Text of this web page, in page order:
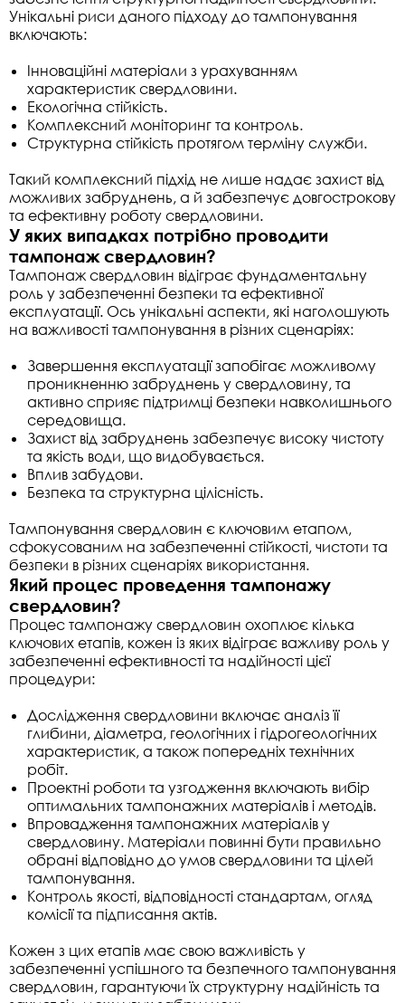
Унікальні риси даного підходу до тампонування
включають:
Інноваційні матеріали з урахуванням
характеристик свердловини.
Екологічна стійкість.
Комплексний моніторинг та контроль.
Структурна стійкість протягом терміну служби.
Такий комплексний підхід не лише надає захист від
можливих забруднень, а й забезпечує довгострокову
та ефективну роботу свердловини.
У яких випадках потрібно проводити
тампонаж свердловин?
Тампонаж свердловин відіграє фундаментальну
роль у забезпеченні безпеки та ефективної
експлуатації. Ось унікальні аспекти, які наголошують
на важливості тампонування в різних сценаріях:
Завершення експлуатації запобігає можливому
проникненню забруднень у свердловину, та
активно сприяє підтримці безпеки навколишнього
середовища.
Захист від забруднень забезпечує високу чистоту
та якість води, що видобувається.
Вплив забудови.
Безпека та структурна цілісність.
Тампонування свердловин є ключовим етапом,
сфокусованим на забезпеченні стійкості, чистоти та
безпеки в різних сценаріях використання.
Який процес проведення тампонажу
свердловин?
Процес тампонажу свердловин охоплює кілька
ключових етапів, кожен із яких відіграє важливу роль у
забезпеченні ефективності та надійності цієї
процедури:
Дослідження свердловини включає аналіз її
глибини, діаметра, геологічних і гідрогеологічних
характеристик, а також попередніх технічних
робіт.
Проектні роботи та узгодження включають вибір
оптимальних тампонажних матеріалів і методів.
Впровадження тампонажних матеріалів у
свердловину. Матеріали повинні бути правильно
обрані відповідно до умов свердловини та цілей
тампонування.
Контроль якості, відповідності стандартам, огляд
комісії та підписання актів.
Кожен з цих етапів має свою важливість у
забезпеченні успішного та безпечного тампонування
свердловин, гарантуючи їх структурну надійність та